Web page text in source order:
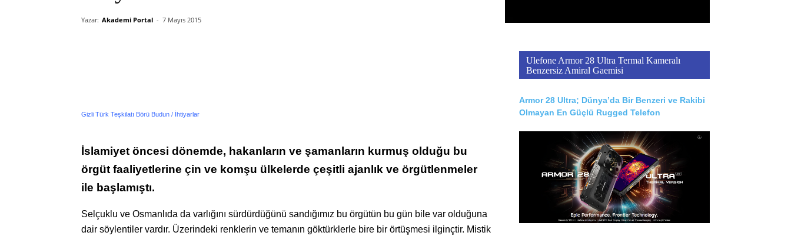
Yazar: Akademi Portal - 7 Mayıs 2015
Gizli Türk Teşkilatı Börü Budun / İhtiyarlar
İslamiyet öncesi dönemde, hakanların ve şamanların kurmuş olduğu bu
örgüt faaliyetlerine çin ve komşu ülkelerde çeşitli ajanlık ve örgütlenmeler
ile başlamıştı.
Selçuklu ve Osmanlıda da varlığını sürdürdüğünü sandığımız bu örgütün bu gün bile var olduğuna
dair söylentiler vardır. Üzerindeki renklerin ve temanın göktürklerle bire bir örtüşmesi ilginçtir. Mistik
Ulefone Armor 28 Ultra Termal Kameralı
Benzersiz Amiral Gaemisi
Armor 28 Ultra; Dünya’da Bir Benzeri ve Rakibi
Olmayan En Güçlü Rugged Telefon